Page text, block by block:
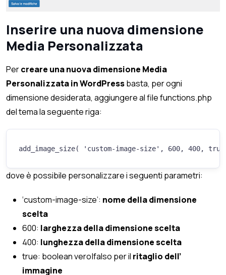
Inserire una nuova dimensione
Media Personalizzata
Percreare una nuova dimensione Media
Personalizzata in WordPressbasta, per ogni
dimensione desiderata, aggiungere al file functions.php
del tema la seguente riga:
add_image_size( 'custom-image-size', 600, 400,
dove è possibile personalizzare i seguenti parametri:
‘custom-image-size’: nome della dimensione
scelta
600: larghezza della dimensione scelta
400: lunghezza della dimensione scelta
true: boolean vero|falso per il ritaglio dell’
immagine